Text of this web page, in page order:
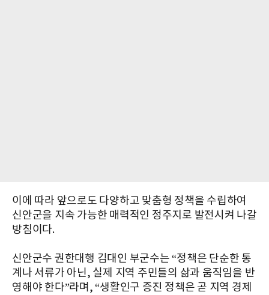
이에 따라 앞으로도 다양하고 맞춤형 정책을 수립하여
신안군을 지속 가능한 매력적인 정주지로 발전시켜 나갈
방침이다.
신안군수 권한대행 김대인 부군수는 “정책은 단순한 통
계나 서류가 아닌, 실제 지역 주민들의 삶과 움직임을 반
영해야 한다”라며, “생활인구 증진 정책은 곧 지역 경제